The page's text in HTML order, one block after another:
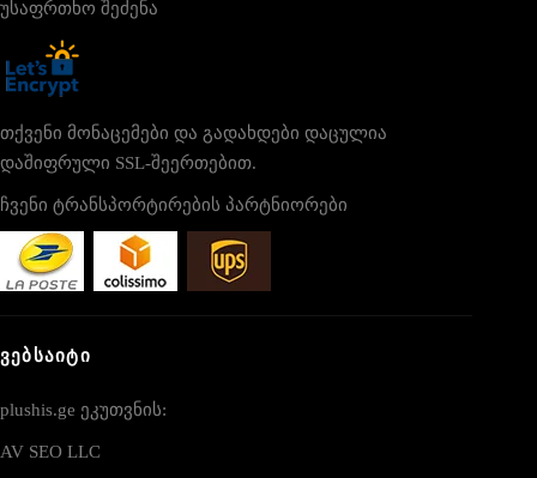
უსაფრთხო შეძენა
თქვენი მონაცემები და გადახდები დაცულია
დაშიფრული SSL-შეერთებით.
ჩვენი ტრანსპორტირების პარტნიორები
ᲕᲔᲑᲡᲐᲘᲢᲘ
plushis.ge ეკუთვნის:
AV SEO LLC